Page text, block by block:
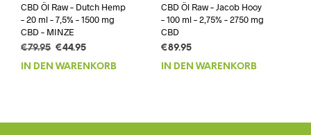
CBD Öl Raw – Dutch Hemp
– 20 ml – 7,5% – 1500 mg
CBD – MINZE
€79.95 Ursprünglicher
€44.95Aktueller
IN DEN WARENKORB
CBD Öl Raw – Jacob Hooy
– 100 ml – 2,75% – 2750 mg
CBD
€89.95
IN DEN WARENKORB